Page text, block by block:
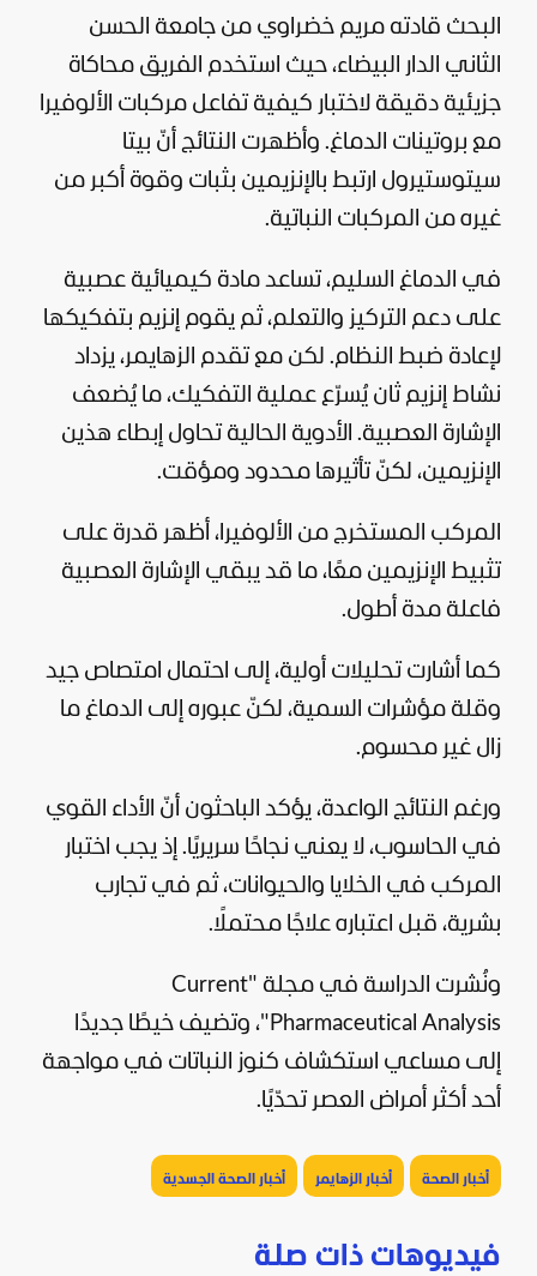
البحث قادته مريم خضراوي من جامعة الحسن
الثاني الدار البيضاء، حيث استخدم الفريق محاكاة
جزيئية دقيقة لاختبار كيفية تفاعل مركبات الألوفيرا
مع بروتينات الدماغ. وأظهرت النتائج أنّ بيتا
سيتوستيرول ارتبط بالإنزيمين بثبات وقوة أكبر من
غيره من المركبات النباتية.
في الدماغ السليم، تساعد مادة كيميائية عصبية
على دعم التركيز والتعلم، ثم يقوم إنزيم بتفكيكها
لإعادة ضبط النظام. لكن مع تقدم الزهايمر، يزداد
نشاط إنزيم ثان يُسرّع عملية التفكيك، ما يُضعف
الإشارة العصبية. الأدوية الحالية تحاول إبطاء هذين
الإنزيمين، لكنّ تأثيرها محدود ومؤقت.
المركب المستخرج من الألوفيرا، أظهر قدرة على
تثبيط الإنزيمين معًا، ما قد يبقي الإشارة العصبية
فاعلة مدة أطول.
كما أشارت تحليلات أولية، إلى احتمال امتصاص جيد
وقلة مؤشرات السمية، لكنّ عبوره إلى الدماغ ما
زال غير محسوم.
ورغم النتائج الواعدة، يؤكد الباحثون أنّ الأداء القوي
في الحاسوب، لا يعني نجاحًا سريريًا. إذ يجب اختبار
المركب في الخلايا والحيوانات، ثم في تجارب
بشرية، قبل اعتباره علاجًا محتملًا.
ونُشرت الدراسة في مجلة "Current
Pharmaceutical Analysis"، وتضيف خيطًا جديدًا
إلى مساعي استكشاف كنوز النباتات في مواجهة
أحد أكثر أمراض العصر تحدّيًا.
أخبار الصحة أخبار الزهايمر أخبار الصحة الجسدية
فيديوهات ذات صلة